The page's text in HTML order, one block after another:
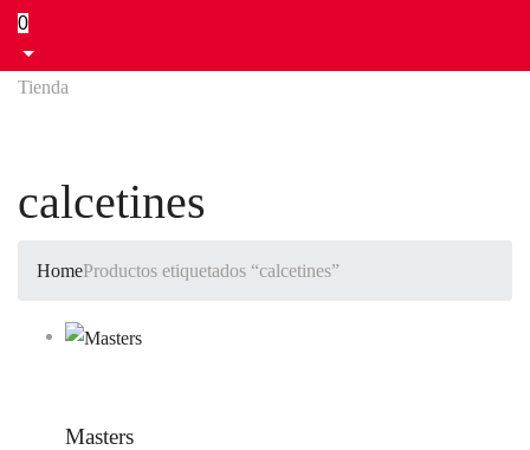
0
Tienda
calcetines
HomeProductos etiquetados “calcetines”
Masters